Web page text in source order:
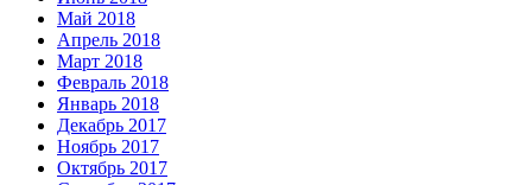
Май 2018
Апрель 2018
Март 2018
Февраль 2018
Январь 2018
Декабрь 2017
Ноябрь 2017
Октябрь 2017